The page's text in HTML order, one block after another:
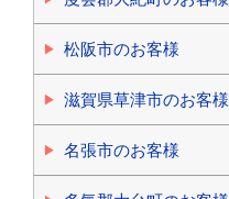
松阪市のお客様
滋賀県草津市のお客様
名張市のお客様